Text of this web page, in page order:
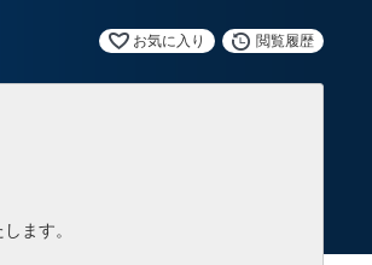
お気に入り 閲覧履歴
ます。